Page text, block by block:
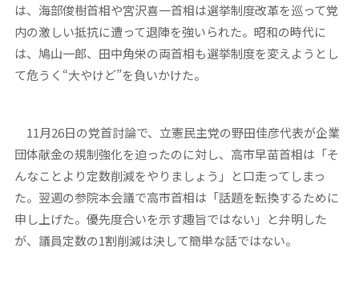
は、海部俊樹首相や宮沢喜一首相は選挙制度改革を巡って党
内の激しい抵抗に遭って退陣を強いられた。昭和の時代に
は、鳩山一郎、田中角栄の両首相も選挙制度を変えようとし
て危うく“大やけど”を負いかけた。
11月26日の党首討論で、立憲民主党の野田佳彦代表が企業
団体献金の規制強化を迫ったのに対し、高市早苗首相は「そ
んなことより定数削減をやりましょう」と口走ってしまっ
た。翌週の参院本会議で高市首相は「話題を転換するために
申し上げた。優先度合いを示す趣旨ではない」と弁明した
が、議員定数の1割削減は決して簡単な話ではない。